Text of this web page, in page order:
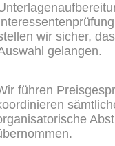
wir sicher,
gelangen.
führen